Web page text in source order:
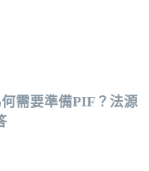
需要準備PIF？法源